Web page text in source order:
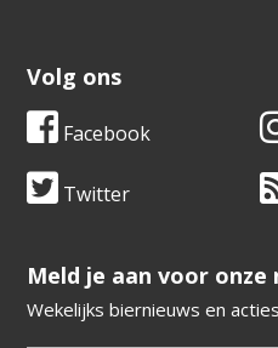
Volg ons
Facebook
Twitter
​​​​​​​Meld je aan voor onze
Wekelijks biernieuws en